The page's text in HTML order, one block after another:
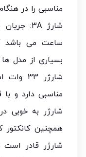
مناسبی را در
بسیاری از مدل
مناسبی دارد و
شارژر به خوبی
همچنین کانکتور